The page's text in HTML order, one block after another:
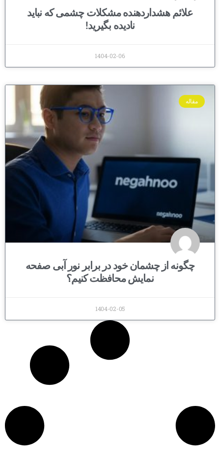
علائم هشداردهنده مشکلات چشمی که نباید
نادیده بگیرید!
1404-02-06
مقاله
چگونه از چشمان خود در برابر نور آبی صفحه
نمایش محافظت کنیم؟
1404-02-05